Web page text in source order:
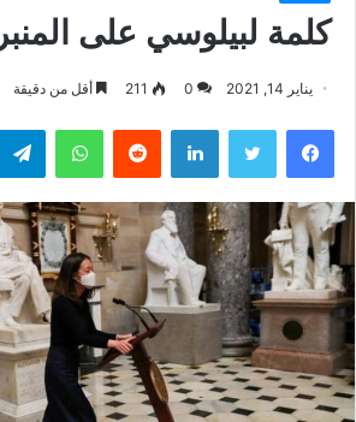
كلمة لبيلوسي على
يناير 14, 2021 0
211 أقل من دقيقة
فيسبوك تويتر لينكدإن واتساب